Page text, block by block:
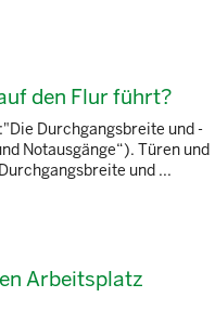
den Flur führt?
Durchgangsbreite und -
Notausgänge“). Türen und
und ...
Arbeitsplatz